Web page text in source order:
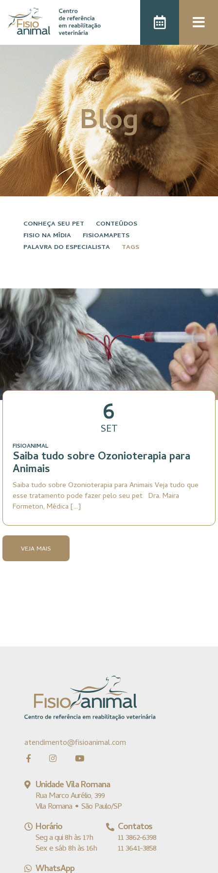
Blog
CONHEÇA SEU PET
CONTEÚDOS
FISIO NA MÍDIA
FISIOAMAPETS
PALAVRA DO ESPECIALISTA
TAGS
6
SET
FISIOANIMAL
Saiba tudo sobre Ozonioterapia para
Animais
Saiba tudo sobre Ozonioterapia para Animais Veja tudo que
esse tratamento pode fazer pelo seu pet Dra. Maira
Formeton, Médica […]
VEJA MAIS
atendimento@fisioanimal.com
Unidade Vila Romana
Rua Marco Aurélio, 399
Vila Romana • São Paulo/SP
Horário
Seg a qui 8h às 17h
Sex e sáb 8h às 16h
Contatos
11 3862-6398
11 3641-3858
WhatsApp